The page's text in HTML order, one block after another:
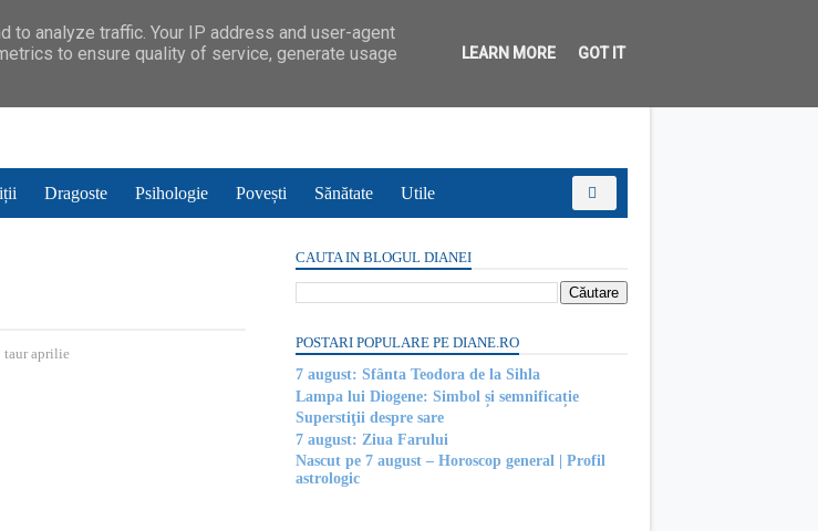
Dragoste Psihologie Povești Sănătate Utile
taur aprilie
CAUTA IN BLOGUL DIANEI
POSTARI POPULARE PE DIANE.RO
7 august: Sfânta Teodora de la Sihla
Lampa lui Diogene: Simbol și semnificație
Superstiţii despre sare
7 august: Ziua Farului
Nascut pe 7 august – Horoscop general | Profil
astrologic
analyze traffic. Your IP address and user-agent
to ensure quality of service, generate usage
LEARN MORE GOT IT